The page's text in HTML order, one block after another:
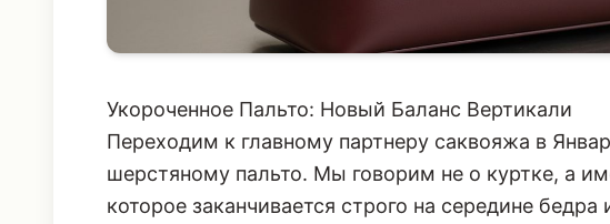
Укороченное Пальто: Новый Баланс Вертикали
Переходим к главному партнеру саквояжа в
шерстяному пальто. Мы говорим не о куртке, а
которое заканчивается строго на середине